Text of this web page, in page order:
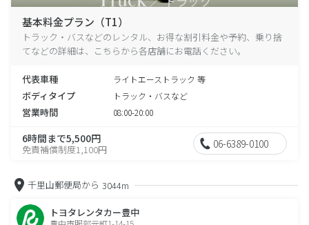
基本料金プラン（T1）
トラック・バスなどのレンタル、お得な割引料金や予約、乗り捨
てなどの詳細は、こちらから各店舗にお電話ください。
代表車種 ライトエーストラック 等
ボディタイプ トラック・バスなど
営業時間 08:00-20:00
6時間まで5,500円
免責補償制度1,100円 06-6389-0100
千里山郵便局から 3044m
トヨタレンタカー豊中